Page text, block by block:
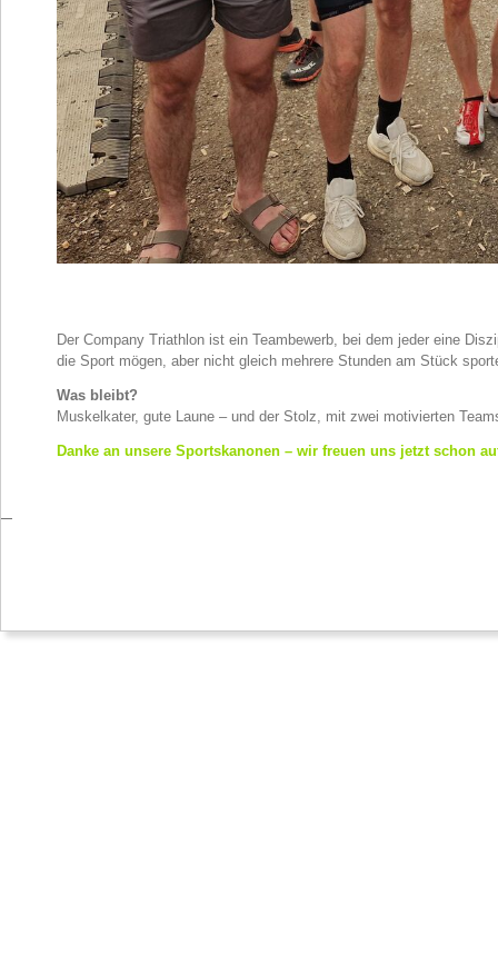
Der Company Triathlon ist ein Teambewerb, bei dem jeder eine
die Sport mögen, aber nicht gleich mehrere Stunden am Stück
Was bleibt?
Muskelkater, gute Laune – und der Stolz, mit zwei motivierten
Danke an unsere Sportskanonen – wir freuen uns jetzt schon